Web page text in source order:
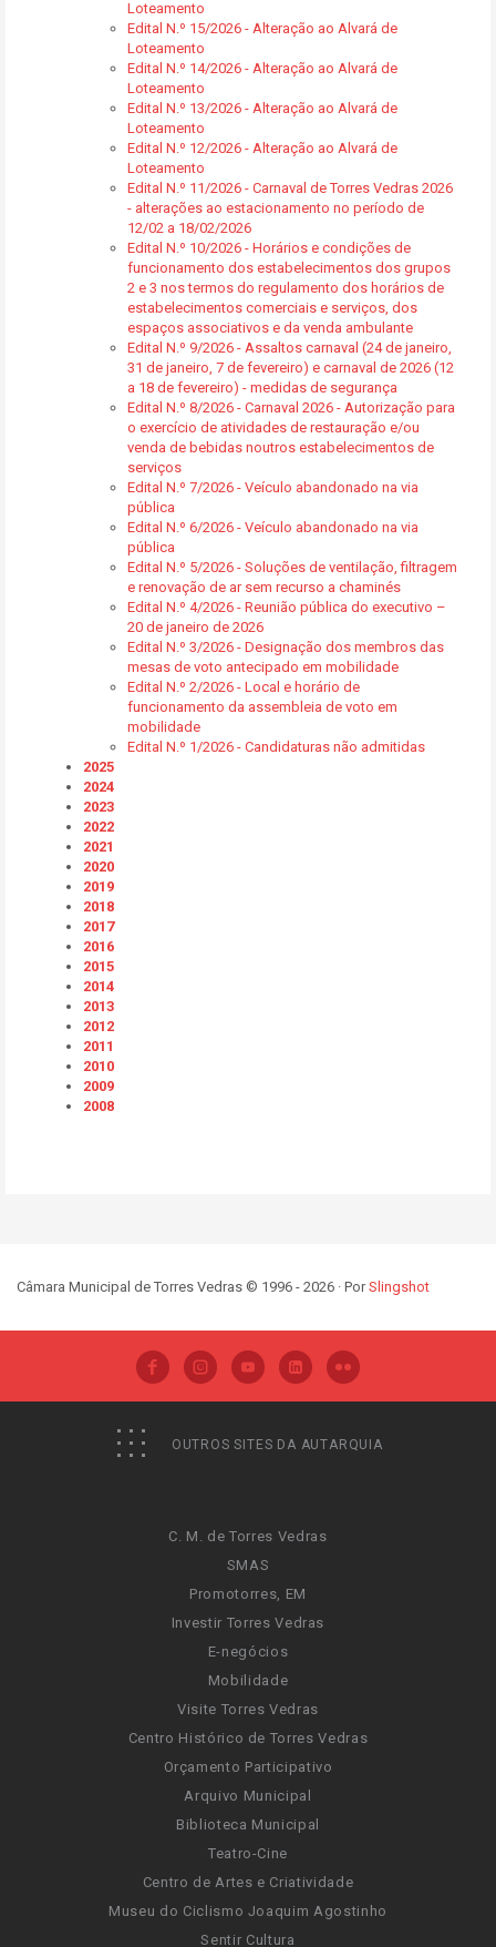
Loteamento
Edital N.º 15/2026 - Alteração ao Alvará de
Loteamento
Edital N.º 14/2026 - Alteração ao Alvará de
Loteamento
Edital N.º 13/2026 - Alteração ao Alvará de
Loteamento
Edital N.º 12/2026 - Alteração ao Alvará de
Loteamento
Edital N.º 11/2026 - Carnaval de Torres Vedras 2026
- alterações ao estacionamento no período de
12/02 a 18/02/2026
Edital N.º 10/2026 - Horários e condições de
funcionamento dos estabelecimentos dos grupos
2 e 3 nos termos do regulamento dos horários de
estabelecimentos comerciais e serviços, dos
espaços associativos e da venda ambulante
Edital N.º 9/2026 - Assaltos carnaval (24 de janeiro,
31 de janeiro, 7 de fevereiro) e carnaval de 2026 (12
a 18 de fevereiro) - medidas de segurança
Edital N.º 8/2026 - Carnaval 2026 - Autorização para
o exercício de atividades de restauração e/ou
venda de bebidas noutros estabelecimentos de
serviços
Edital N.º 7/2026 - Veículo abandonado na via
pública
Edital N.º 6/2026 - Veículo abandonado na via
pública
Edital N.º 5/2026 - Soluções de ventilação, filtragem
e renovação de ar sem recurso a chaminés
Edital N.º 4/2026 - Reunião pública do executivo –
20 de janeiro de 2026
Edital N.º 3/2026 - Designação dos membros das
mesas de voto antecipado em mobilidade
Edital N.º 2/2026 - Local e horário de
funcionamento da assembleia de voto em
mobilidade
Edital N.º 1/2026 - Candidaturas não admitidas
2025
2024
2023
2022
2021
2020
2019
2018
2017
2016
2015
2014
2013
2012
2011
2010
2009
2008
Câmara Municipal de Torres Vedras © 1996 - 2026 · PorSlingshot
OUTROS SITES DA AUTARQUIA
C. M. de Torres Vedras
SMAS
Promotorres, EM
Investir Torres Vedras
E-negócios
Mobilidade
Visite Torres Vedras
Centro Histórico de Torres Vedras
Orçamento Participativo
Arquivo Municipal
Biblioteca Municipal
Teatro-Cine
Centro de Artes e Criatividade
Museu do Ciclismo Joaquim Agostinho
Sentir Cultura